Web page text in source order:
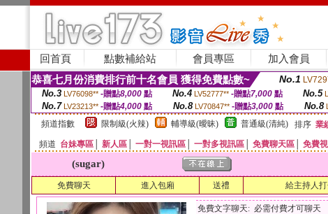
回首頁 點數補給站 會員專區 加入會員
恭喜七月份消費排行前十名會員 獲得免費點數~ No.1
No.3 LV76098** -贈點8,000點 No.4 LV52777** -贈點7,000點 No.5
No.7 LV23213** -贈點4,000 點 No.8 LV70847** -贈點3,000 點 No.8
頻道指數
限制級(火辣) 輔導級(曖昧) 普通級(清純) 排序 業
頻道 台妹專區 新人區 一對一視訊區 一對多視訊區 免費聊天區 免費
(sugar)
免費聊天 進入包廂 送禮 給主持人
免費文字聊天: 必需付費才可聊天